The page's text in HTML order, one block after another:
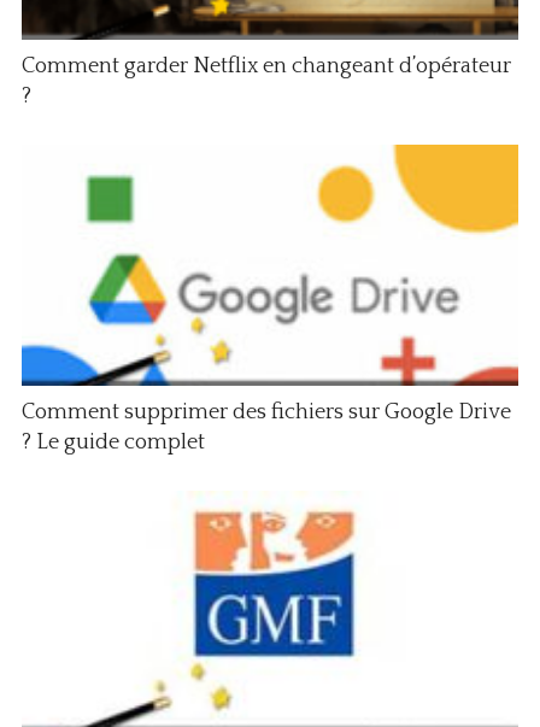
Comment garder Netflix en changeant d’opérateur
?
Comment supprimer des fichiers sur Google Drive
? Le guide complet